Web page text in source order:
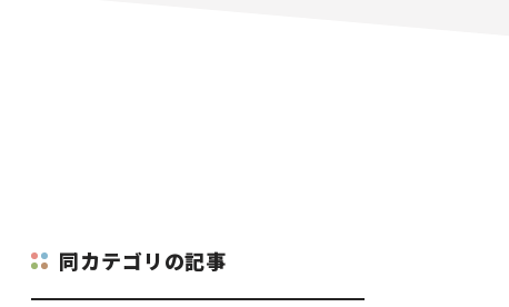
同カテゴリの記事